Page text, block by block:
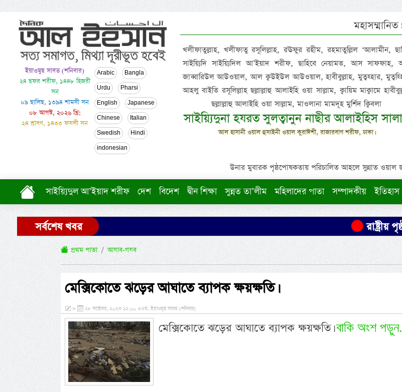
ইয়াওমুছ সাবত (শনিবার)
২৪ ছফর শরীফ, ১৪৪৮ হিজরী
সন
০৯ ছালিছ, ১৩৯৪ শামসী সন
০৮ আগস্ট, ২০২৬ খ্রি:
২৪ শ্রাবণ, ১৪৩৩ ফসলী সন
Arabic Bangla
Urdu Pharsi
English Japanese
Chinese Italian
Swedish Hindi
indonesian
খলীফাতুল্লাহ, খলীফাতু রসূলিল্লাহ, রঊফুর রহীম, রহমাতুল্লিল ‘আলামীন,
সাইয়্যিদি সাইয়্যিদিল আ’ইয়াদ শরীফ, ছাহিবে নেয়ামত, আস সাফফাহ,
জাব্বারিউল আউওয়াল, আল ক্বউইউল আউওয়াল, হাবীবুল্লাহ, মুত্বহ্হার,
আহলু বাইতি রসূলিল্লাহ ছল্লাল্লাহু আলাইহি ওয়া সাল্লাম, ক্বায়িম মাক্বামে
ছল্লাল্লাহু আলাইহি ওয়া সাল্লাম, মাওলানা মামদূহ মুর্শিদ ক্বিবলা
সাইয়্যিদুনা হযরত সুলত্বানুন নাছীর আলাইহিস
আল হাসানী ওয়াল হুসাইনী ওয়াল কুরাঈশী, রাজারবাগ শরীফ, ঢাকা।
উনার মুবারক পৃষ্ঠপোষকতায় পরিচালিত আহলে সুন্নাত ওয়াল
সাইয়্যিদুল আ’ইয়াদ শরীফ দেশ বিদেশ দ্বীন শিক্ষা সুন্নত তা’লীম মহিলাদের পাতা সম্পাদকীয় ইতিহাস
সর্বশেষ খবর রাষ্ট্রীয়
প্রথম পাতা আযাব-গযব
মেক্সিকোতে ঝড়ের আঘাতে ব্যাপক ক্ষয়ক্ষতি।
» ২৮ অক্টোবর, ২০২৩ ১২:০০ এএম, ইয়াওমুছ সাবত (শনিবার)
মেক্সিকোতে ঝড়ের আঘাতে ব্যাপক ক্ষয়ক্ষতি।বাকি অংশ